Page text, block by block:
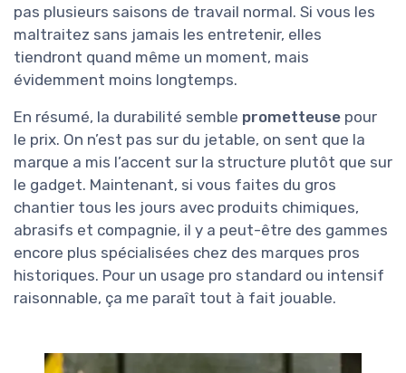
pas plusieurs saisons de travail normal. Si vous les
maltraitez sans jamais les entretenir, elles
tiendront quand même un moment, mais
évidemment moins longtemps.
En résumé, la durabilité semble prometteuse pour
le prix. On n’est pas sur du jetable, on sent que la
marque a mis l’accent sur la structure plutôt que sur
le gadget. Maintenant, si vous faites du gros
chantier tous les jours avec produits chimiques,
abrasifs et compagnie, il y a peut-être des gammes
encore plus spécialisées chez des marques pros
historiques. Pour un usage pro standard ou intensif
raisonnable, ça me paraît tout à fait jouable.